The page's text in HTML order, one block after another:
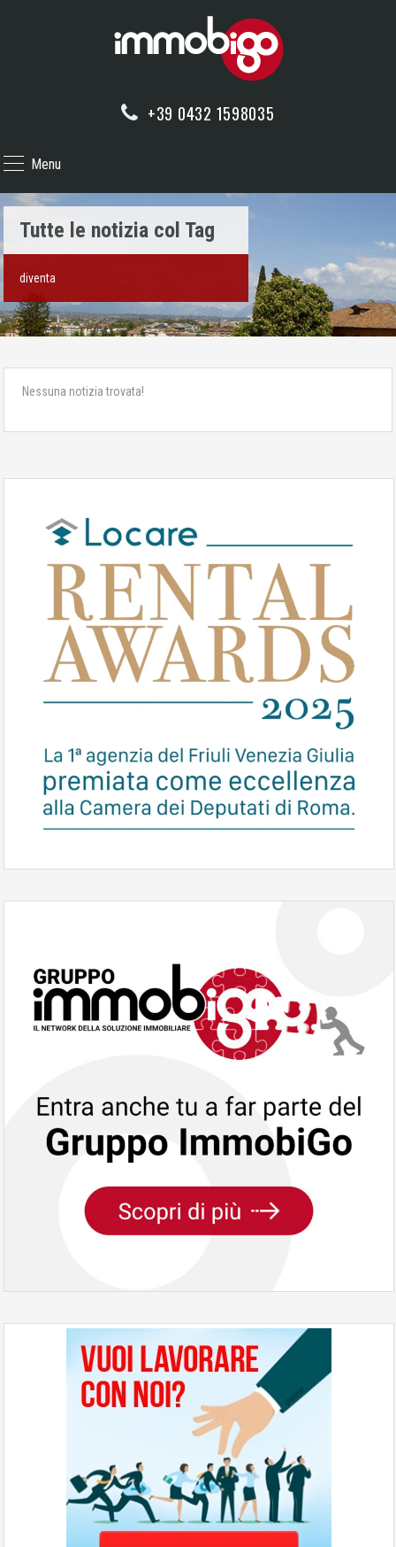
+39 0432 1598035
Menu
Tutte le notizia col Tag
diventa
Nessuna notizia trovata!